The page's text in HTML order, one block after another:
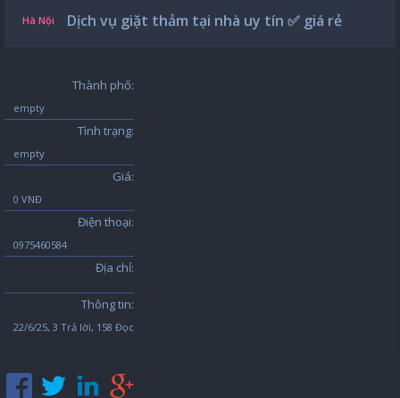
Hà Nội Dịch vụ giặt thảm tại nhà uy tín ✅ giá rẻ
Thành phố:
empty
Tình trạng:
empty
Giá:
0 VNĐ
Điện thoại:
0975460584
Địa chỉ:
Thông tin:
22/6/25, 3 Trả lời, 158 Đọc